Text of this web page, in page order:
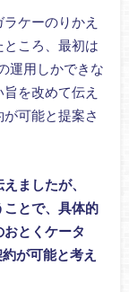
ケーのりかえ
ころ、最初は
運用しかできな
を改めて伝え
可能と提案さ
ましたが、
とで、具体的
とくケータ
が可能と考え